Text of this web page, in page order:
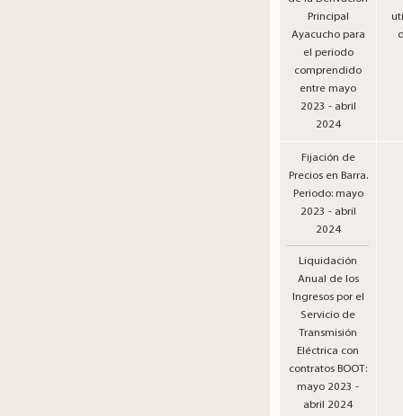
Principal
Ayacucho para
el periodo
comprendido
entre mayo
2023 - abril
2024
Fijación de
Precios en Barra.
Periodo: mayo
2023 - abril
2024
Liquidación
Anual de los
Ingresos por el
Servicio de
Transmisión
Eléctrica con
contratos BOOT:
mayo 2023 -
abril 2024